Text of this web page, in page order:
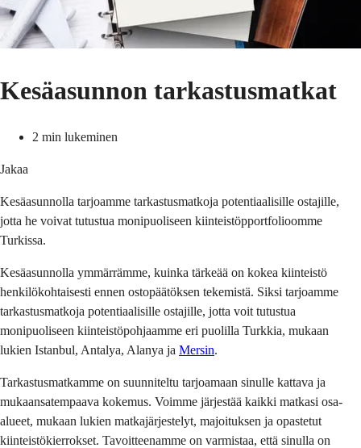
Kesäasunnon tarkastusmatkat
2 min lukeminen
Jakaa
Kesäasunnolla tarjoamme tarkastusmatkoja potentiaalisille ostajille,
jotta he voivat tutustua monipuoliseen kiinteistöpportfolioomme
Turkissa.
Kesäasunnolla ymmärrämme, kuinka tärkeää on kokea kiinteistö
henkilökohtaisesti ennen ostopäätöksen tekemistä. Siksi tarjoamme
tarkastusmatkoja potentiaalisille ostajille, jotta voit tutustua
monipuoliseen kiinteistöpohjaamme eri puolilla Turkkia, mukaan
lukien Istanbul, Antalya, Alanya ja Mersin.
Tarkastusmatkamme on suunniteltu tarjoamaan sinulle kattava ja
mukaansatempaava kokemus. Voimme järjestää kaikki matkasi osa-
alueet, mukaan lukien matkajärjestelyt, majoituksen ja opastetut
kiinteistökierrokset. Tavoitteenamme on varmistaa, että sinulla on